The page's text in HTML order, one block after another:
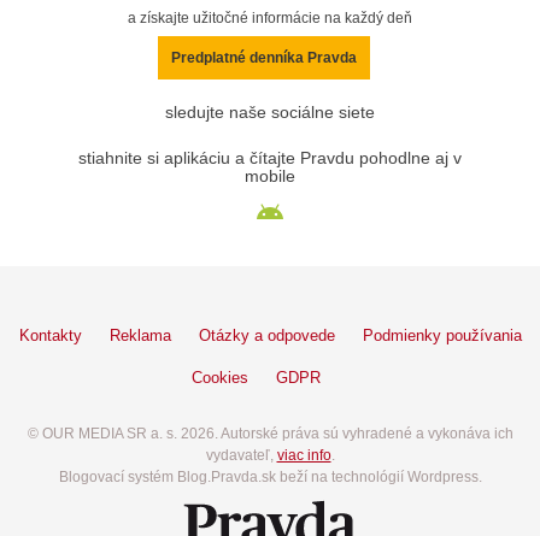
a získajte užitočné informácie na každý deň
Predplatné denníka Pravda
sledujte naše sociálne siete
stiahnite si aplikáciu a čítajte Pravdu pohodlne aj v
mobile
Kontakty Reklama Otázky a odpovede Podmienky používania
Cookies GDPR
© OUR MEDIA SR a. s. 2026. Autorské práva sú vyhradené a vykonáva ich
vydavateľ, viac info.
Blogovací systém Blog.Pravda.sk beží na technológií Wordpress.